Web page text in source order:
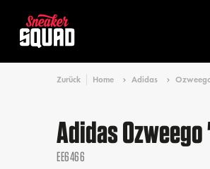
Zurück Home Adidas
Adidas
EE6466